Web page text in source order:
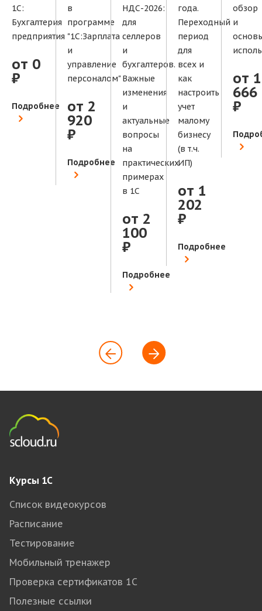
1С:
Бухгалтерия
предприятия
от 0
₽
Подробнее
в
программе
"1С:Зарплата
и
управление
персоналом"
от 2
920
₽
Подробнее
НДС-2026:
для
селлеров
и
бухгалтеров.
Важные
изменения
и
актуальные
вопросы
на
практических
примерах
в 1С
от 2
100
₽
Подробнее
года.
Переходный
период
для
всех и
как
настроить
учет
малому
бизнесу
(в т.ч.
ИП)
от 1
202
₽
Подробнее
обзор
и
от 1
666
₽
Курсы 1С
Список видеокурсов
Расписание
Тестирование
Мобильный тренажер
Проверка сертификатов 1С
Полезные ссылки